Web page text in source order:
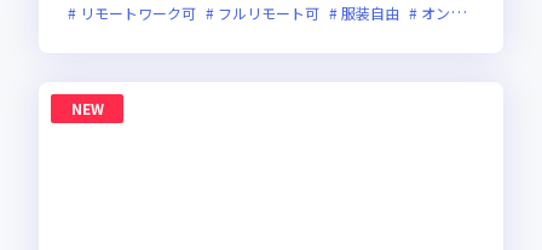
リモートワーク可
フルリモート可 服装自由 オンライン選考可
NEW